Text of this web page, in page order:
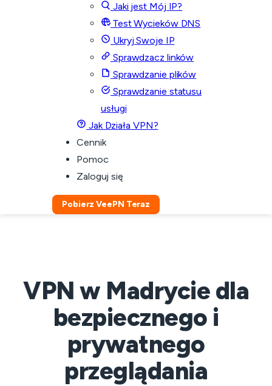
Jaki jest Mój IP?
Test Wycieków DNS
Ukryj Swoje IP
Sprawdzacz linków
Sprawdzanie plików
Sprawdzanie statusu
usługi
Jak Działa VPN?
Cennik
Pomoc
Zaloguj się
Pobierz VeePN Teraz
VPN w Madrycie dla
bezpiecznego i
prywatnego
przeglądania